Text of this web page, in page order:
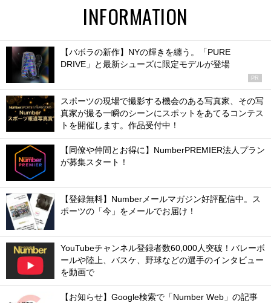
INFORMATION
【バボラの新作】NYの輝きを纏う。「PURE
DRIVE」と最新シューズに限定モデルが登場
PR
スポーツの現場で撮影する機会のある写真家、その写
真家が撮る一瞬のシーンにスポットをあてるコンテス
トを開催します。作品受付中！
【同僚や仲間とお得に】NumberPREMIER法人プラン
が募集スタート！
【登録無料】Numberメールマガジン好評配信中。ス
ポーツの「今」をメールでお届け！
YouTubeチャンネル登録者数60,000人突破！バレーボ
ールや陸上、バスケ、野球などの選手のインタビュー
を動画で
【お知らせ】Google検索で「Number Web」の記事